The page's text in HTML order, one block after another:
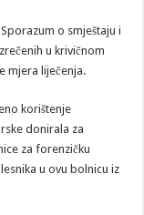
o smještaju i
u krivičnom
mjera liječenja.
korištenje
donirala za
za forenzičku
u ovu bolnicu iz